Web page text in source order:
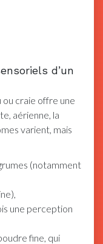
d’un
ou craie offre une
aérienne, la
varient, mais
(notamment
une perception
fine, qui